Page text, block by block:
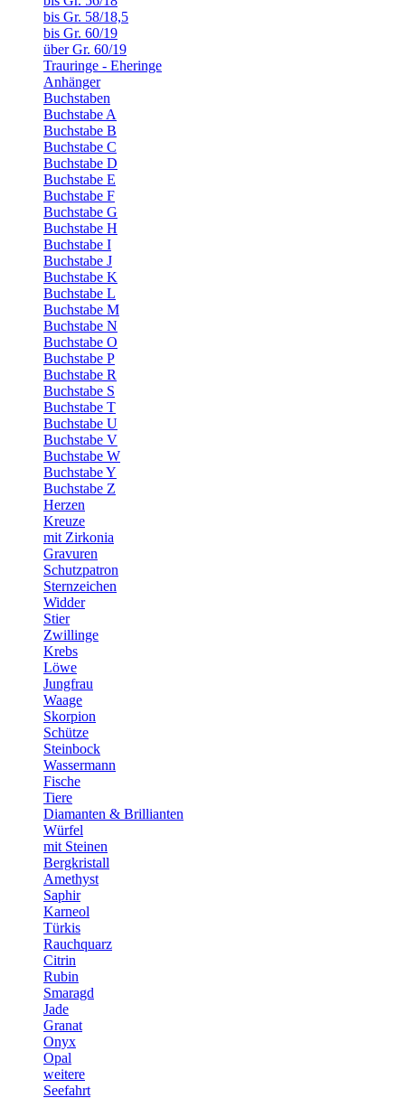
bis Gr. 58/18,5
bis Gr. 60/19
über Gr. 60/19
Trauringe - Eheringe
Anhänger
Buchstaben
Buchstabe A
Buchstabe B
Buchstabe C
Buchstabe D
Buchstabe E
Buchstabe F
Buchstabe G
Buchstabe H
Buchstabe I
Buchstabe J
Buchstabe K
Buchstabe L
Buchstabe M
Buchstabe N
Buchstabe O
Buchstabe P
Buchstabe R
Buchstabe S
Buchstabe T
Buchstabe U
Buchstabe V
Buchstabe W
Buchstabe Y
Buchstabe Z
Herzen
Kreuze
mit Zirkonia
Gravuren
Schutzpatron
Sternzeichen
Widder
Stier
Zwillinge
Krebs
Löwe
Jungfrau
Waage
Skorpion
Schütze
Steinbock
Wassermann
Fische
Tiere
Diamanten & Brillianten
Würfel
mit Steinen
Bergkristall
Amethyst
Saphir
Karneol
Türkis
Rauchquarz
Citrin
Rubin
Smaragd
Jade
Granat
Onyx
Opal
weitere
Seefahrt